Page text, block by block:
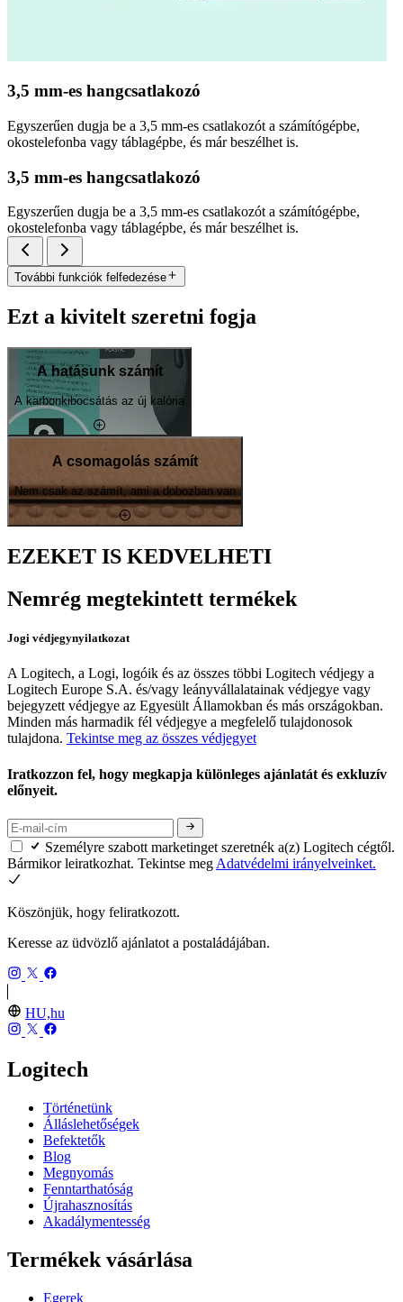
3,5 mm-es hangcsatlakozó
Egyszerűen dugja be a 3,5 mm-es csatlakozót a számítógépbe,
okostelefonba vagy táblagépbe, és már beszélhet is.
3,5 mm-es hangcsatlakozó
Egyszerűen dugja be a 3,5 mm-es csatlakozót a számítógépbe,
okostelefonba vagy táblagépbe, és már beszélhet is.
További funkciók felfedezése
Ezt a kivitelt szeretni fogja
A hatásunk számít
A karbonkibocsátás az új kalória
A csomagolás számít
Nem csak az számít, ami a dobozban van
EZEKET IS KEDVELHETI
Nemrég megtekintett termékek
Jogi védjegynyilatkozat
A Logitech, a Logi, logóik és az összes többi Logitech védjegy a
Logitech Europe S.A. és/vagy leányvállalatainak védjegye vagy
bejegyzett védjegye az Egyesült Államokban és más országokban.
Minden más harmadik fél védjegye a megfelelő tulajdonosok
tulajdona. Tekintse meg az összes védjegyet
Iratkozzon fel, hogy megkapja különleges ajánlatát és exkluzív
előnyeit.
Személyre szabott marketinget szeretnék a(z) Logitech cégtől.
Bármikor leiratkozhat. Tekintse meg Adatvédelmi irányelveinket.
Köszönjük, hogy feliratkozott.
Keresse az üdvözlő ajánlatot a postaládájában.
HU,hu
Logitech
Történetünk
Álláslehetőségek
Befektetők
Blog
Megnyomás
Fenntarthatóság
Újrahasznosítás
Akadálymentesség
Termékek vásárlása
Egerek